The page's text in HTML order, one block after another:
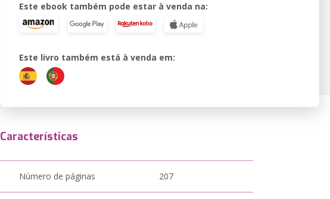
Este ebook também pode estar à venda na:
Este livro também está à venda em:
Características
Número de páginas 207